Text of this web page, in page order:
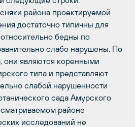
района проектируемой
достаточно типичны для
бедны по
слабо нарушены. По
они являются коренными
типа и представляют
слабой нарушенности
сада Амурского
районе
исследований не